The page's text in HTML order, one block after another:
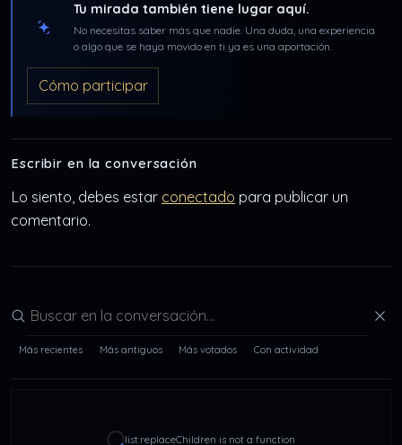
Tu mirada también tiene lugar aquí.
No necesitas saber más que nadie. Una duda, una experiencia
o algo que se haya movido en ti ya es una aportación.
Cómo participar
Escribir en la conversación
Lo siento, debes estar conectado para publicar un
comentario.
Buscar en la conversación
Más recientes Más antiguos Más votados Con actividad
list.replaceChildren is not a function